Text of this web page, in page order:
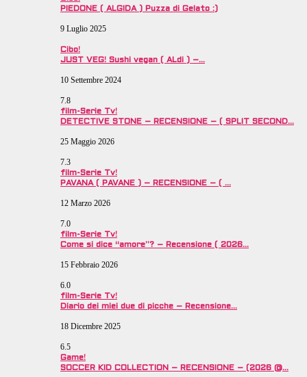
PIEDONE ( ALGIDA ) Puzza di Gelato :)
9 Luglio 2025
Cibo!
JUST VEG! Sushi vegan ( ALdi ) –…
10 Settembre 2024
7.8
film-Serie Tv!
DETECTIVE STONE – RECENSIONE – ( SPLIT SECOND…
25 Maggio 2026
7.3
film-Serie Tv!
PAVANA ( PAVANE ) – RECENSIONE – ( …
12 Marzo 2026
7.0
film-Serie Tv!
Come si dice “amore”? – Recensione ( 2026…
15 Febbraio 2026
6.0
film-Serie Tv!
Diario dei miei due di picche – Recensione…
18 Dicembre 2025
6.5
Game!
SOCCER KID COLLECTION – RECENSIONE – (2026 @…